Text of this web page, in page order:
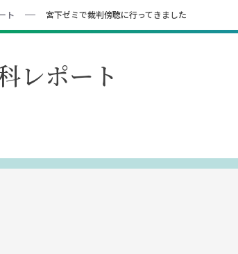
ト 宮下ゼミで裁判傍聴に行ってきました
レポート